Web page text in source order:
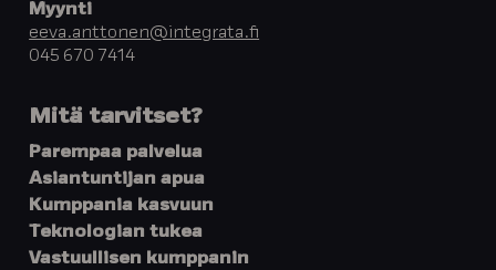
Myynti
eeva.anttonen@integrata.fi
045 670 7414
Mitä tarvitset?
Parempaa palvelua
Asiantuntijan apua
Kumppania kasvuun
Teknologian tukea
Vastuullisen kumppanin